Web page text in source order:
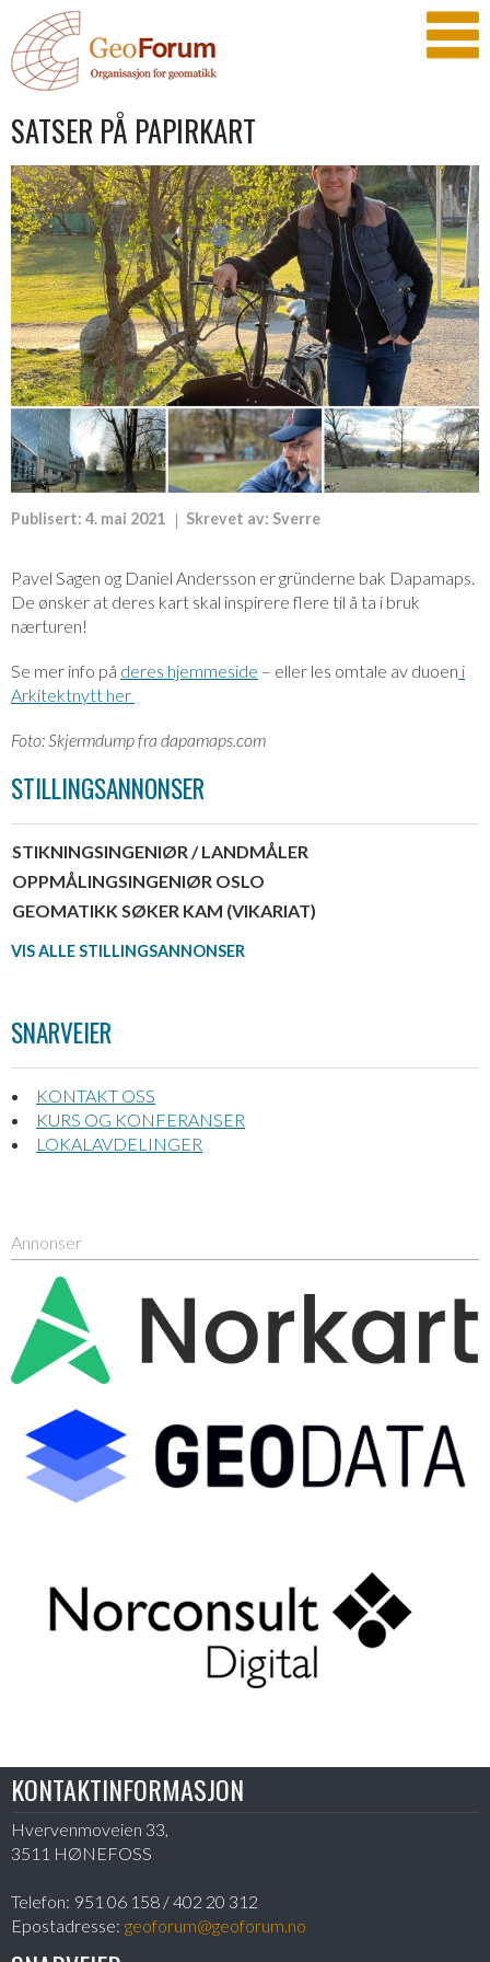
SATSER PÅ PAPIRKART
Publisert: 4. mai 2021 Skrevet av: Sverre
Pavel Sagen og Daniel Andersson er gründerne bak Dapamaps.
De ønsker at deres kart skal inspirere flere til å ta i bruk
nærturen!
Se mer info på deres hjemmeside – eller les omtale av duoen i
Arkitektnytt her
Foto: Skjermdump fra dapamaps.com
STILLINGSANNONSER
STIKNINGSINGENIØR / LANDMÅLER
OPPMÅLINGSINGENIØR OSLO
GEOMATIKK SØKER KAM (VIKARIAT)
VIS ALLE STILLINGSANNONSER
SNARVEIER
KONTAKT OSS
KURS OG KONFERANSER
LOKALAVDELINGER
Annonser
KONTAKTINFORMASJON
Hvervenmoveien 33,
3511 HØNEFOSS
Telefon: 951 06 158 / 402 20 312
Epostadresse: geoforum@geoforum.no